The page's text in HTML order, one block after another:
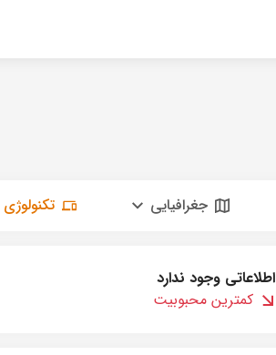
جغرافیایی تکنولوژی
اطلاعاتی وجود ندارد
کمترین محبوبیت